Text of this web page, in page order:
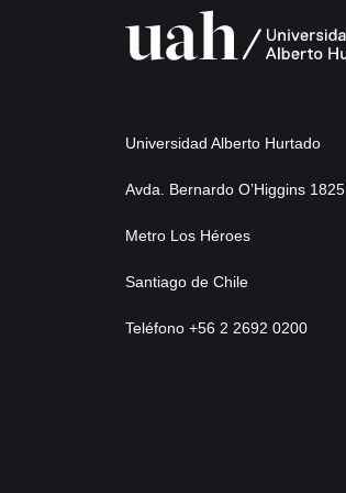
Universidad Alberto Hurtado
Avda. Bernardo O’Higgins 1825
Metro Los Héroes
Santiago de Chile
Teléfono +56 2 2692 0200